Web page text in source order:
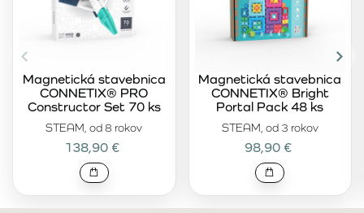
STEAM, od 8 rokov
Magnetická stavebnica
CONNETIX® PRO
Constructor Set 70 ks
138,90 €
STEAM, od 3 rokov
Magnetická stavebnica
CONNETIX® Bright
Portal Pack 48 ks
98,90 €